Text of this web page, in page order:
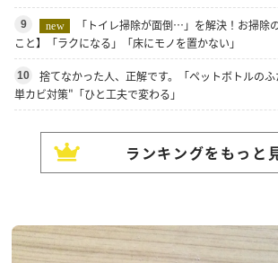
9 new
「トイレ掃除が面倒…」を解決！お掃除
こと】「ラクになる」「床にモノを置かない」
10
捨てなかった人、正解です。「ペットボトルの
単カビ対策"「ひと工夫で変わる」
ランキングをもっと